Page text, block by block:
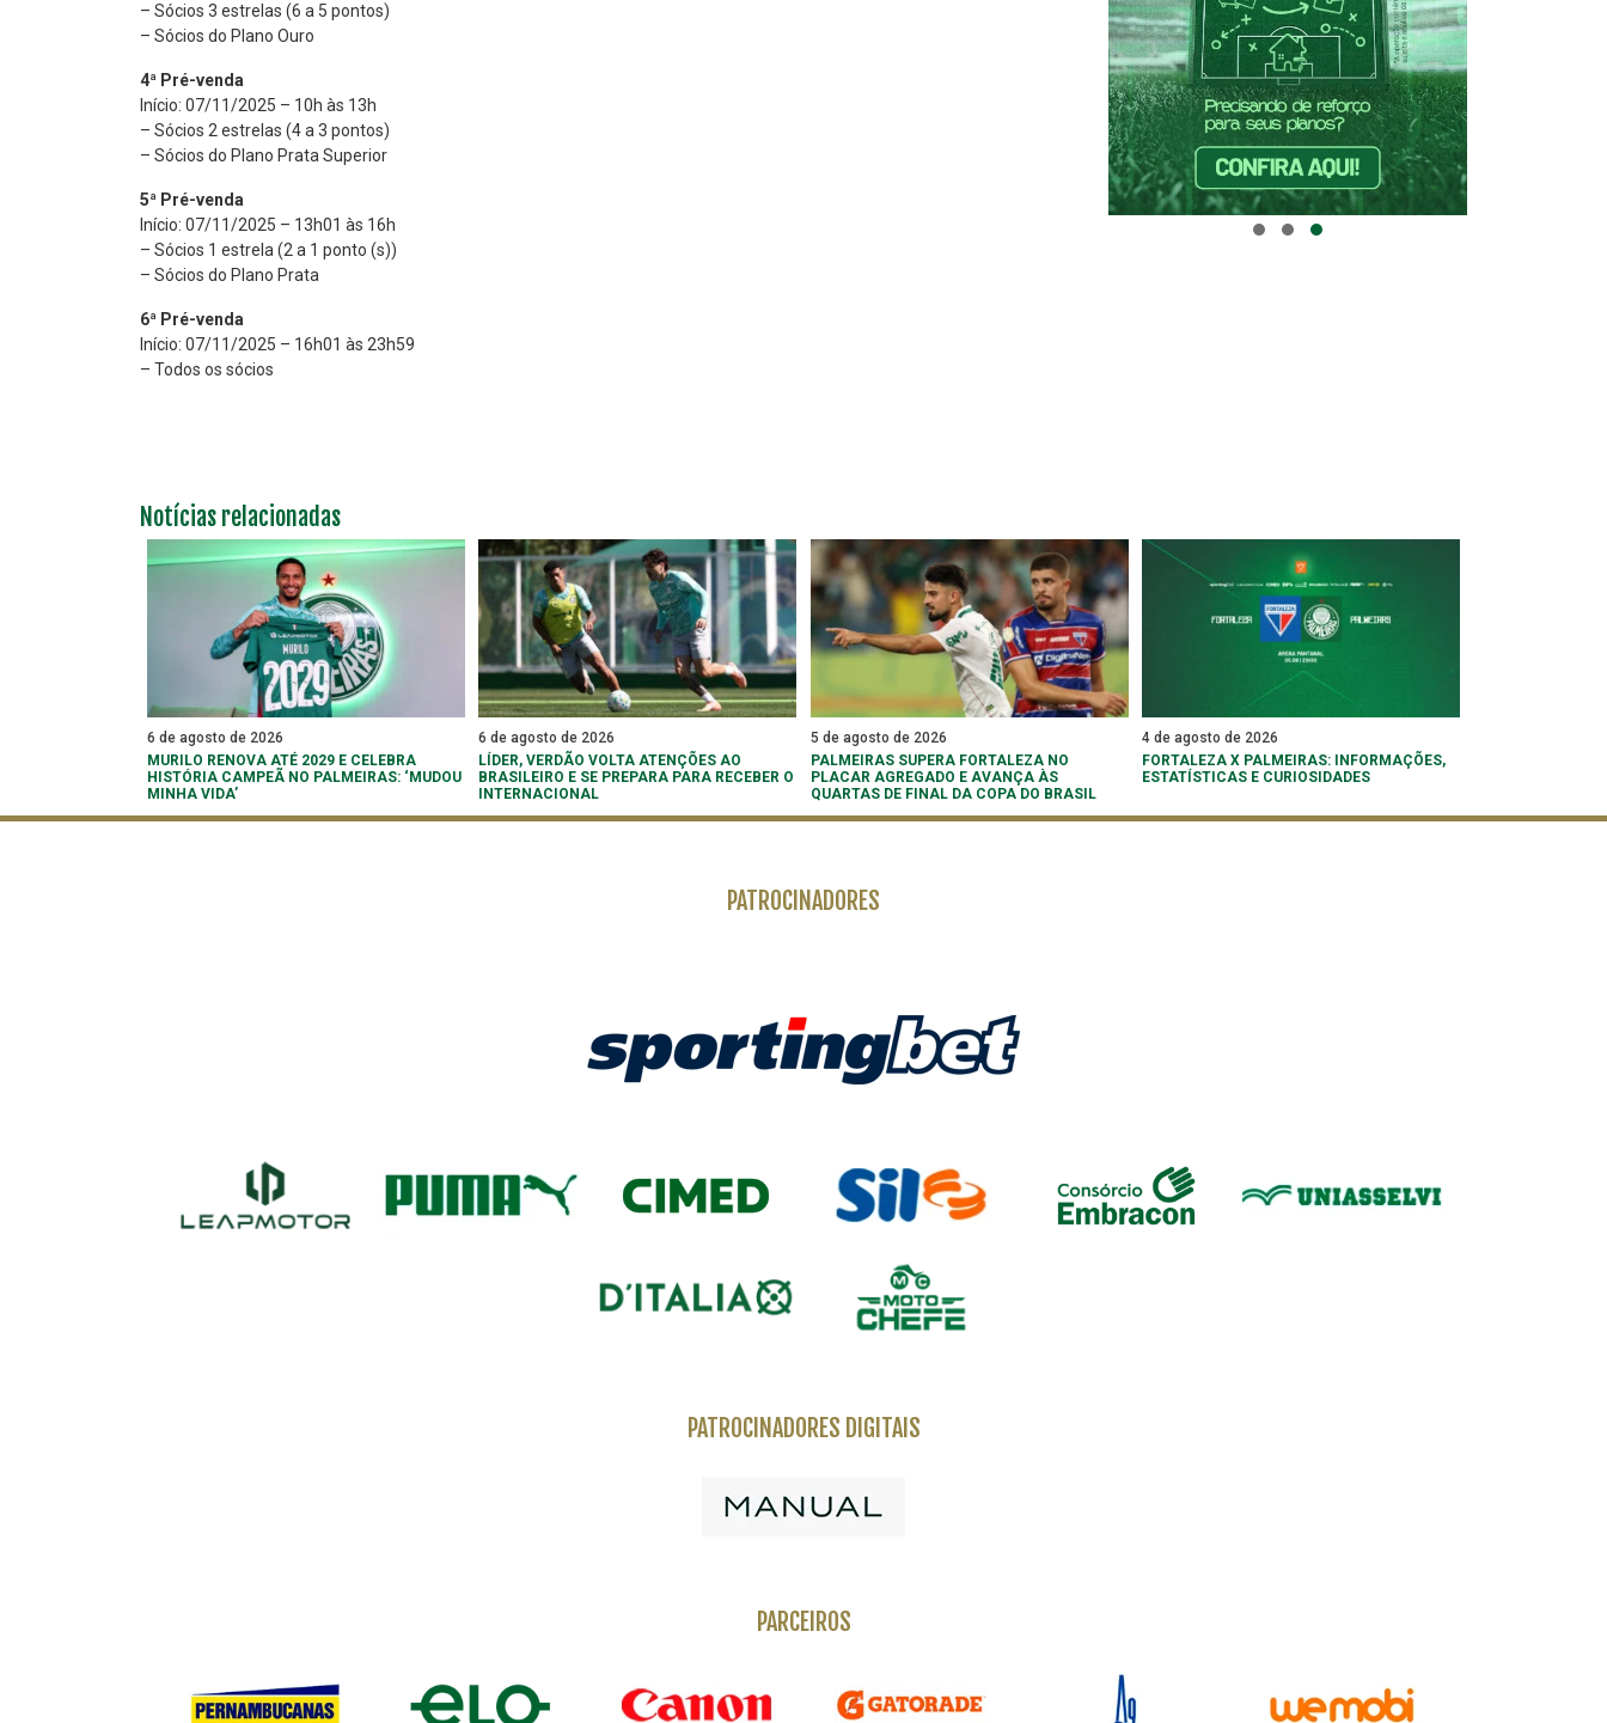
– Sócios 3 estrelas (6 a 5 pontos)
– Sócios do Plano Ouro
4ª Pré-venda
Início: 07/11/2025 – 10h às 13h
– Sócios 2 estrelas (4 a 3 pontos)
– Sócios do Plano Prata Superior
5ª Pré-venda
Início: 07/11/2025 – 13h01 às 16h
– Sócios 1 estrela (2 a 1 ponto (s))
– Sócios do Plano Prata
6ª Pré-venda
Início: 07/11/2025 – 16h01 às 23h59
– Todos os sócios
Notícias relacionadas
6 de agosto de 2026
MURILO RENOVA ATÉ 2029 E CELEBRA
HISTÓRIA CAMPEÃ NO PALMEIRAS: ‘MUDOU
MINHA VIDA’
6 de agosto de 2026
LÍDER, VERDÃO VOLTA ATENÇÕES AO
BRASILEIRO E SE PREPARA PARA RECEBER O
INTERNACIONAL
5 de agosto de 2026
PALMEIRAS SUPERA FORTALEZA NO
PLACAR AGREGADO E AVANÇA ÀS
QUARTAS DE FINAL DA COPA DO BRASIL
4 de agosto de 2026
FORTALEZA X PALMEIRAS: INFORMAÇÕES,
ESTATÍSTICAS E CURIOSIDADES
PATROCINADORES
PATROCINADORES DIGITAIS
PARCEIROS